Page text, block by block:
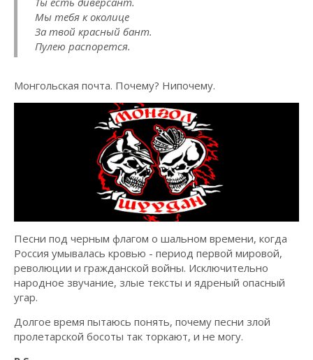
Мы тебя к околице
За твой красный бант.
Пулею распорется.
Монгольская почта. Почему? Нипочему.
Песни под черным флагом о шальном времени, когда
Россия умывалась кровью - период первой мировой,
революции и гражданской войны. Исключительно
народное звучание, злые тексты и ядреный опасный
угар.
Долгое время пытаюсь понять, почему песни злой
пролетарской босоты так торкают, и не могу.